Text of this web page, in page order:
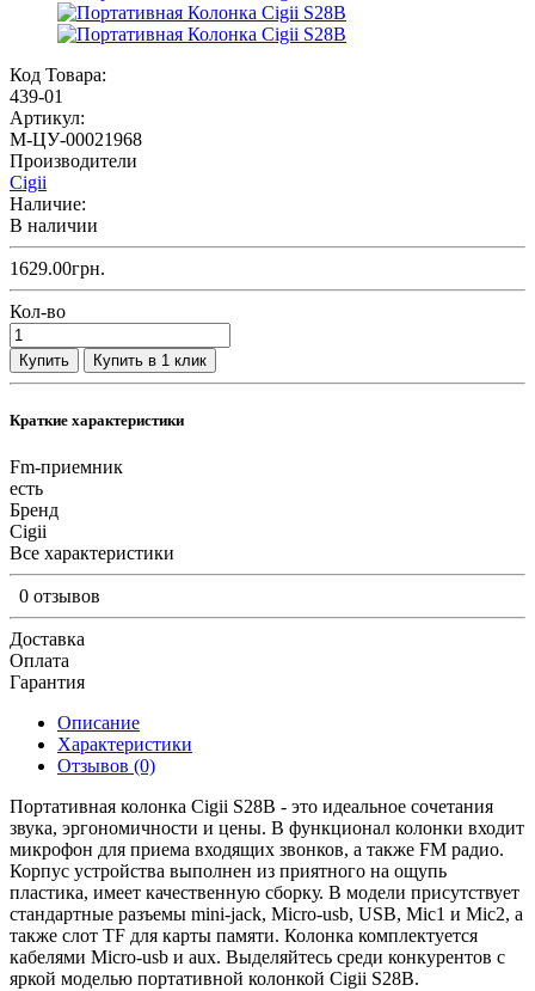
Код Товара:
439-01
Артикул:
M-ЦУ-00021968
Производители
Cigii
Наличие:
В наличии
1629.00грн.
Кол-во
Купить Купить в 1 клик
Краткие характеристики
Fm-приемник
есть
Бренд
Cigii
Все характеристики
0 отзывов
Доставка
Оплата
Гарантия
Описание
Характеристики
Отзывов (0)
Портативная колонка Cigii S28B - это идеальное сочетания
звука, эргономичности и цены. В функционал колонки входит
микрофон для приема входящих звонков, а также FM радио.
Корпус устройства выполнен из приятного на ощупь
пластика, имеет качественную сборку. В модели присутствует
стандартные разъемы mini-jack, Micro-usb, USB, Mic1 и Mic2, а
также слот TF для карты памяти. Колонка комплектуется
кабелями Micro-usb и aux. Выделяйтесь среди конкурентов с
яркой моделью портативной колонкой Cigii S28B.